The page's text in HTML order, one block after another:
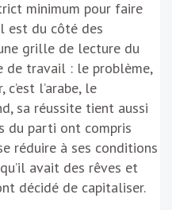
minimum pour faire
est du côté des
grille de lecture du
de travail : le problème,
l’arabe, le
sa réussite tient aussi
du parti ont compris
réduire à ses conditions
avait des rêves et
décidé de capitaliser.